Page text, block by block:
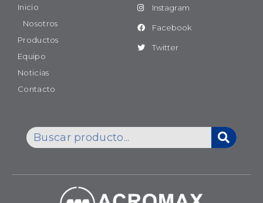
Inicio
Nosotros
Productos
Equipo
Noticias
Contacto
Instagram
Facebook
Twitter